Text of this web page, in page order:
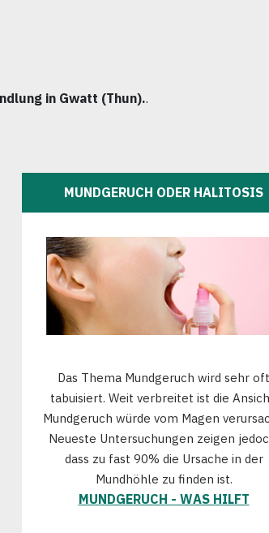
in Gwatt (Thun)..
MUNDGERUCH ODER HALITOSIS
Das Thema Mundgeruch wird sehr oft
tabuisiert. Weit verbreitet ist die
Mundgeruch würde vom Magen
Neueste Untersuchungen zeigen
dass zu fast 90% die Ursache in der
Mundhöhle zu finden ist.
MUNDGERUCH - WAS HILFT